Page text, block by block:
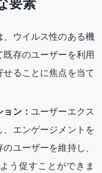
、ウイルス性のある機
存のユーザーを利用
ることに焦点を当て
ン： ユーザーエクス
エンゲージメントを
ユーザーを維持し、
う促すことができま